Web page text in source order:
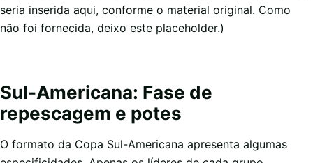
seria inserida aqui, conforme o material original. Como
não foi fornecida, deixo este placeholder.)
Sul-Americana: Fase de
repescagem e potes
O formato da Copa Sul-Americana apresenta algumas